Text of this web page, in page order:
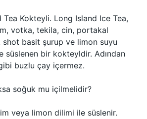
Tea Kokteyli. Long Island Ice Tea,
votka, tekila, cin, portakal
basit şurup ve limon suyu
süslenen bir kokteyldir. Adından
buzlu çay içermez.
soğuk mu içilmelidir?
veya limon dilimi ile süslenir.